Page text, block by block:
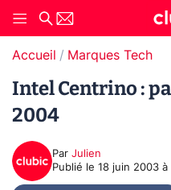
Accueil Marques Tech
Intel Centrino :
2004
Par Julien
Publié le 18 juin 2003 à